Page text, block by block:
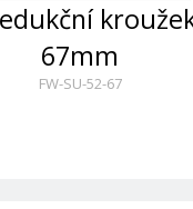
67mm
FW-SU-52-67